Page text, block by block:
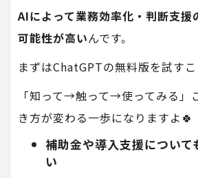
AIによって業務効率化・判断支援
可能性が高いんです。
まずはChatGPTの無料版を試すこ
「知って→触って→使ってみる」
き方が変わる一歩になりますよ🍀
補助金や導入支援について
い